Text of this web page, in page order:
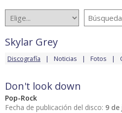
Skylar Grey
Discografía Noticias Fotos
Don't look down
Pop-Rock
Fecha de publicación del disco: 9 de